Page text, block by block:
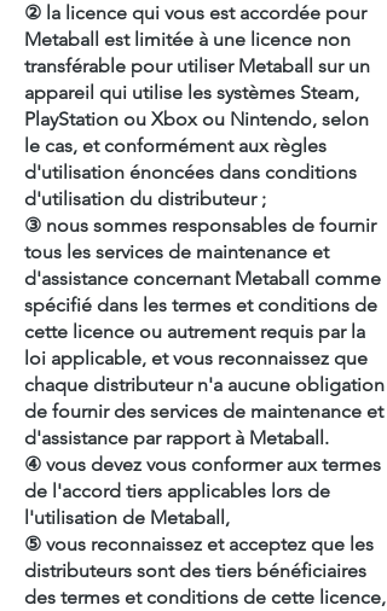
② la licence qui vous est accordée pour
Metaball est limitée à une licence non
transférable pour utiliser Metaball sur un
appareil qui utilise les systèmes Steam,
PlayStation ou Xbox ou Nintendo, selon
le cas, et conformément aux règles
d'utilisation énoncées dans conditions
d'utilisation du distributeur ;
③ nous sommes responsables de fournir
tous les services de maintenance et
d'assistance concernant Metaball comme
spécifié dans les termes et conditions de
cette licence ou autrement requis par la
loi applicable, et vous reconnaissez que
chaque distributeur n'a aucune obligation
de fournir des services de maintenance et
d'assistance par rapport à Metaball.
④ vous devez vous conformer aux termes
de l'accord tiers applicables lors de
l'utilisation de Metaball,
⑤ vous reconnaissez et acceptez que les
distributeurs sont des tiers bénéficiaires
des termes et conditions de cette licence,